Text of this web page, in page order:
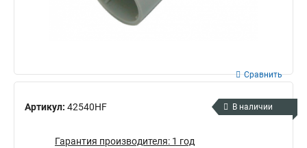
Артикул: 42540HF
Сравнить
В наличии
Гарантия производителя: 1 год